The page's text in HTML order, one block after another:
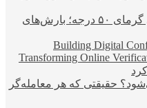
هشدار قرمز هواشناسی برای گرمای ۵۰ درجه؛ بارش‌های
Building Digital
Transforming Online
حقیقتی که هر معامله‌گر